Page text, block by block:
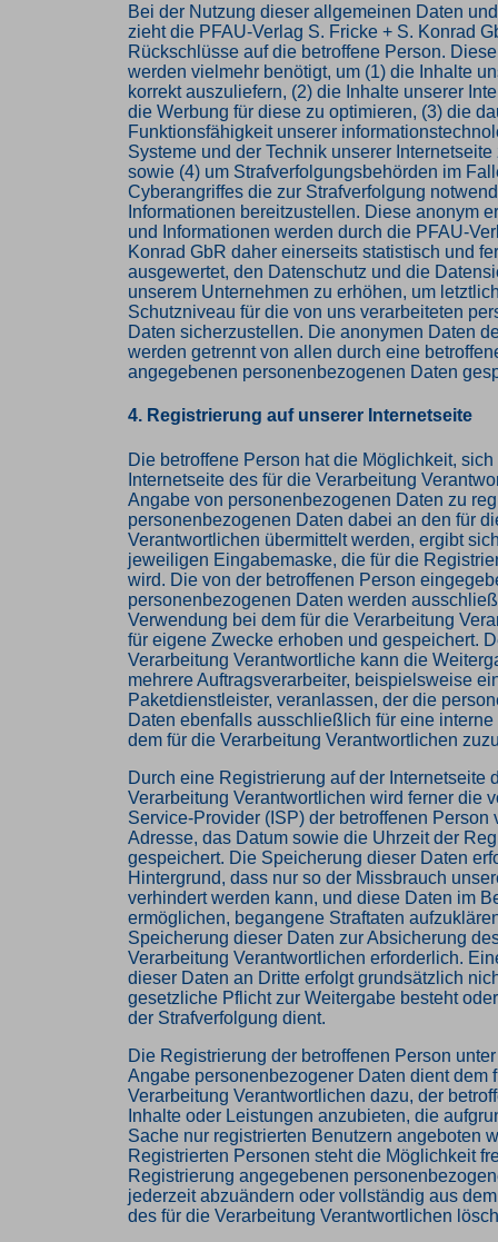
Bei der Nutzung dieser allgemeinen Daten
zieht die PFAU-Verlag S. Fricke + S. Konrad
Rückschlüsse auf die betroffene Person.
werden vielmehr benötigt, um (1) die Inhalte
korrekt auszuliefern, (2) die Inhalte unserer
die Werbung für diese zu optimieren, (3) die
Funktionsfähigkeit unserer
Systeme und der Technik unserer
sowie (4) um Strafverfolgungsbehörden im
Cyberangriffes die zur Strafverfolgung
Informationen bereitzustellen. Diese anonym
und Informationen werden durch die PFAU-
Konrad GbR daher einerseits statistisch und
ausgewertet, den Datenschutz und die
unserem Unternehmen zu erhöhen, um
Schutzniveau für die von uns verarbeiteten
Daten sicherzustellen. Die anonymen Daten
werden getrennt von allen durch eine
angegebenen personenbezogenen Daten
4. Registrierung auf unserer Internetseite
Die betroffene Person hat die Möglichkeit, sich
Internetseite des für die Verarbeitung
Angabe von personenbezogenen Daten zu
personenbezogenen Daten dabei an den für
Verantwortlichen übermittelt werden, ergibt
jeweiligen Eingabemaske, die für die
wird. Die von der betroffenen Person
personenbezogenen Daten werden
Verwendung bei dem für die Verarbeitung
für eigene Zwecke erhoben und gespeichert.
Verarbeitung Verantwortliche kann die
mehrere Auftragsverarbeiter, beispielsweise
Paketdienstleister, veranlassen, der die
Daten ebenfalls ausschließlich für eine
dem für die Verarbeitung Verantwortlichen
Durch eine Registrierung auf der Internetseite
Verarbeitung Verantwortlichen wird ferner die
Service-Provider (ISP) der betroffenen Person
Adresse, das Datum sowie die Uhrzeit der
gespeichert. Die Speicherung dieser Daten
Hintergrund, dass nur so der Missbrauch
verhindert werden kann, und diese Daten im
ermöglichen, begangene Straftaten
Speicherung dieser Daten zur Absicherung
Verarbeitung Verantwortlichen erforderlich.
dieser Daten an Dritte erfolgt grundsätzlich
gesetzliche Pflicht zur Weitergabe besteht
der Strafverfolgung dient.
Die Registrierung der betroffenen Person
Angabe personenbezogener Daten dient dem
Verarbeitung Verantwortlichen dazu, der
Inhalte oder Leistungen anzubieten, die
Sache nur registrierten Benutzern angeboten
Registrierten Personen steht die Möglichkeit
Registrierung angegebenen
jederzeit abzuändern oder vollständig aus
des für die Verarbeitung Verantwortlichen